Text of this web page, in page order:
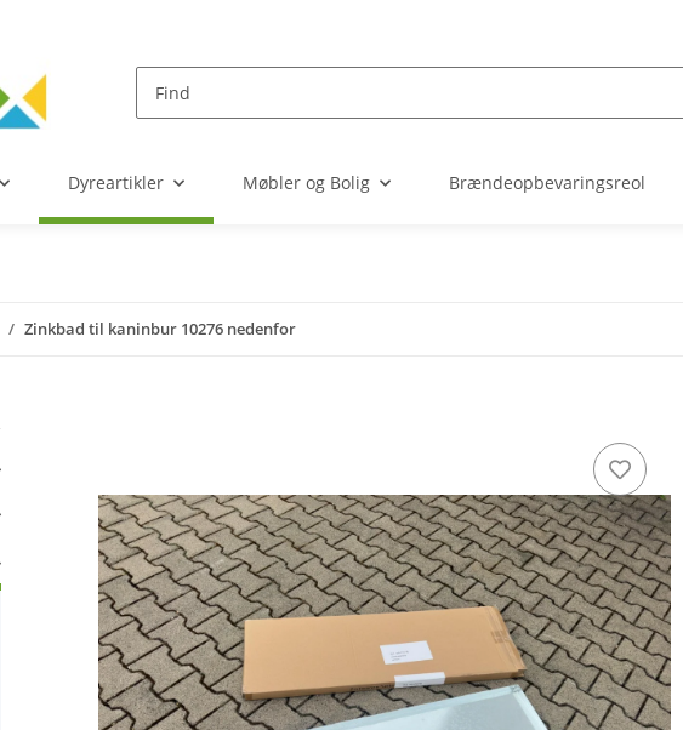
Dyreartikler Møbler og Bolig Brændeopbevaringsreol
Zinkbad til kaninbur 10276 nedenfor